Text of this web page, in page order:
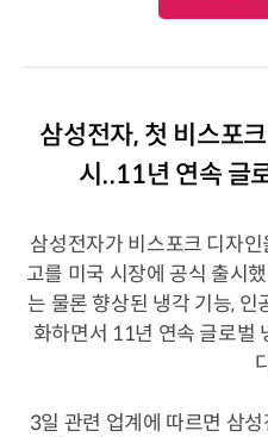
삼성전자, 첫 비스포
시..11년 연속 글
삼성전자가 비스포크 디자
고를 미국 시장에 공식 출시
는 물론 향상된 냉각 기능,
화하면서 11년 연속 글로벌
3일 관련 업계에 따르면 삼